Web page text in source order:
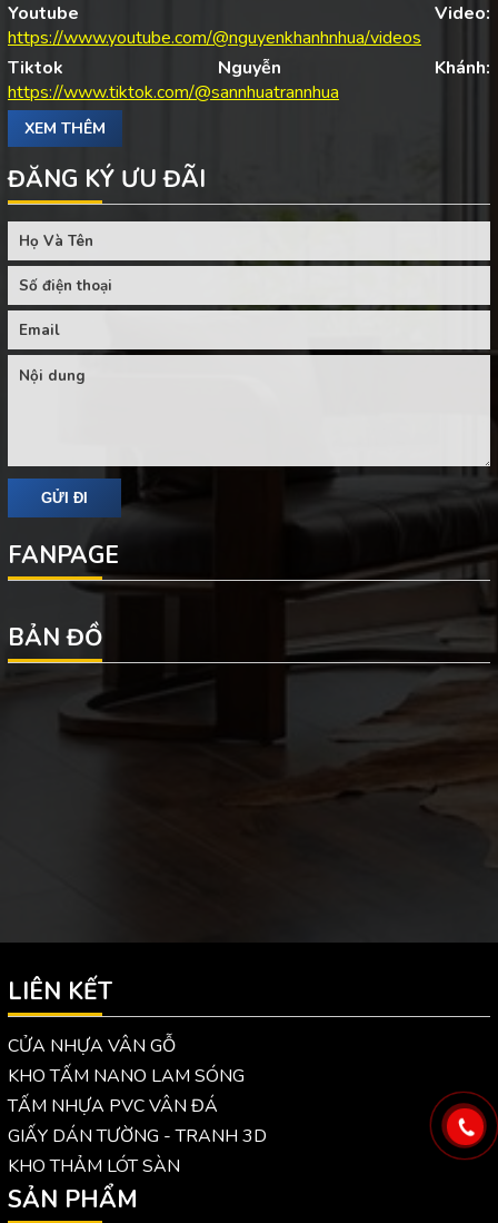
Youtube Video:
https://www.youtube.com/@nguyenkhanhnhua/videos
Tiktok Nguyễn Khánh:
https://www.tiktok.com/@sannhuatrannhua
XEM THÊM
ĐĂNG KÝ ƯU ĐÃI
FANPAGE
BẢN ĐỒ
LIÊN KẾT
CỬA NHỰA VÂN GỖ
KHO TẤM NANO LAM SÓNG
TẤM NHỰA PVC VÂN ĐÁ
GIẤY DÁN TƯỜNG - TRANH 3D
KHO THẢM LÓT SÀN
SẢN PHẨM